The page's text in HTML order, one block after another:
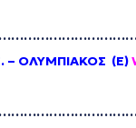
. – ΟΛΥΜΠΙΑΚΟΣ (Ε)